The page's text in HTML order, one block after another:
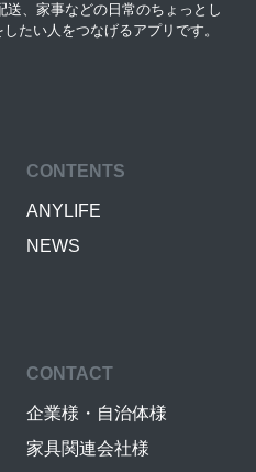
、家事などの日常のちょっとし
たい人をつなげるアプリです。
CONTENTS
ANYLIFE
NEWS
CONTACT
企業様・自治体様
家具関連会社様